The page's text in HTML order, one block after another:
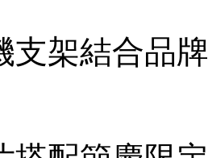
支架結合品牌